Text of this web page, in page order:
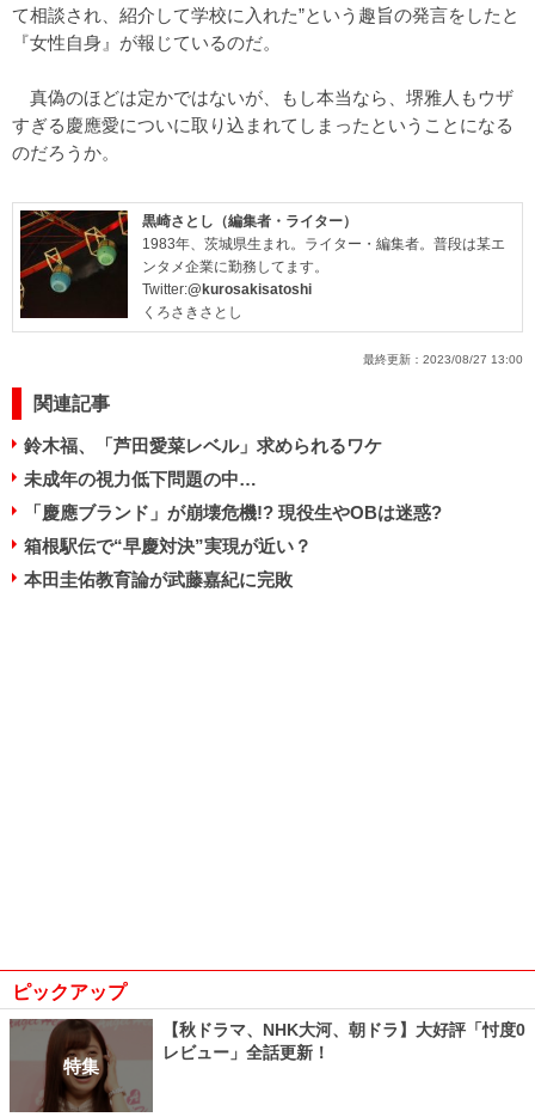
て相談され、紹介して学校に入れた”という趣旨の発言をしたと
『女性自身』が報じているのだ。
真偽のほどは定かではないが、もし本当なら、堺雅人もウザ
すぎる慶應愛についに取り込まれてしまったということになる
のだろうか。
黒崎さとし（編集者・ライター）
1983年、茨城県生まれ。ライター・編集者。普段は某エ
ンタメ企業に勤務してます。
Twitter:@kurosakisatoshi
くろさきさとし
最終更新： 2023/08/27 13:00
関連記事
鈴木福、「芦田愛菜レベル」求められるワケ
未成年の視力低下問題の中…
「慶應ブランド」が崩壊危機!? 現役生やOBは迷惑?
箱根駅伝で“早慶対決”実現が近い？
本田圭佑教育論が武藤嘉紀に完敗
ピックアップ
特集
【秋ドラマ、NHK大河、朝ドラ】大好評「忖度0
レビュー」全話更新！